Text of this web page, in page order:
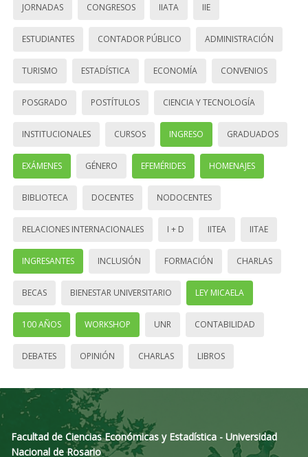
JORNADAS CONGRESOS IIATA IIE
ESTUDIANTES CONTADOR PÚBLICO ADMINISTRACIÓN
TURISMO ESTADÍSTICA ECONOMÍA CONVENIOS
POSGRADO POSTÍTULOS CIENCIA Y TECNOLOGÍA
INSTITUCIONALES CURSOS INGRESO GRADUADOS
EXÁMENES GÉNERO EFEMÉRIDES HOMENAJES
BIBLIOTECA DOCENTES NODOCENTES
RELACIONES INTERNACIONALES I + D IITEA IITAE
INGRESANTES INCLUSIÓN FORMACIÓN CHARLAS
BECAS BIENESTAR UNIVERSITARIO LEY MICAELA
100 AÑOS WORKSHOP UNR CONTABILIDAD
DEBATES OPINIÓN CHARLAS LIBROS
Facultad de Ciencias Económicas y Estadística - Universidad
Nacional de Rosario